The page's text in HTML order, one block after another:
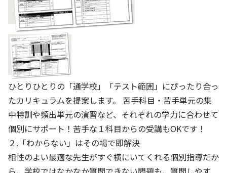
ひとりひとりの「通学校」「テスト範囲」にぴったり合っ
たカリキュラムを提案します。 苦手科目・苦手単元の集
中特訓や頻出単元の演習など、それぞれの学力に合わせて
個別にサポート！苦手な１科目からの受講もOKです！
２.「わからない」はその場で即解決
相性のよい最適な先生がすぐ横にいてくれる個別指導だか